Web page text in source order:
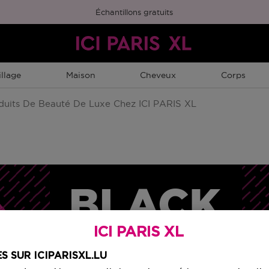
Échantillons gratuits
Maison Cheveux Corps
De Beauté De Luxe Chez ICI PARIS XL
ICI PARIS XL
SUR ICIPARISXL.LU